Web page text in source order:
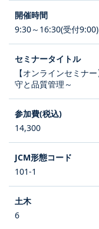
9:30～16:30(受付9:00)
【オンラインセミナ
守と品質管理～
14,300
101-1
6